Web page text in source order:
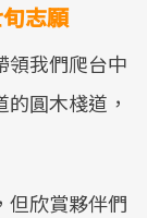
志願
領我們爬台中
圓木棧道，
但欣賞夥伴們